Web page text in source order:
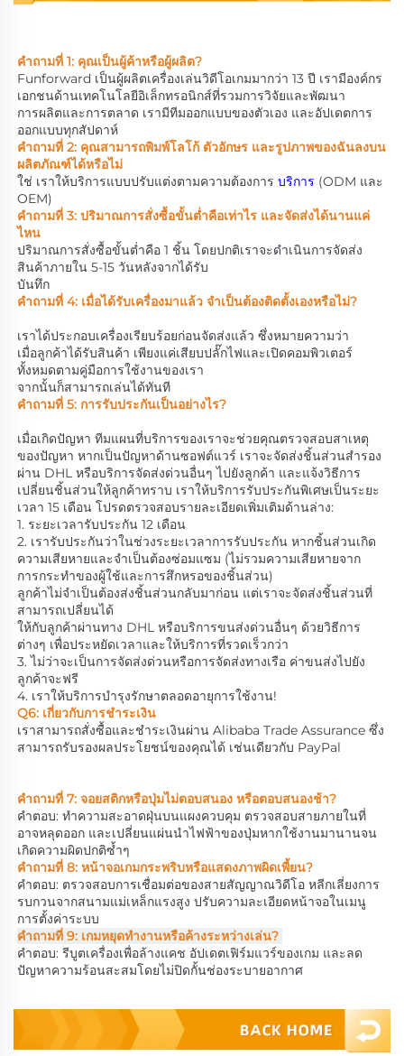
คำถามที่ 1: คุณเป็นผู้ค้าหรือผู้ผลิต?
Funforward เป็นผู้ผลิตเครื่องเล่นวิดีโอเกมมากว่า 13 ปี เรามีองค์กร
เอกชนด้านเทคโนโลยีอิเล็กทรอนิกส์ที่รวมการวิจัยและพัฒนา
การผลิตและการตลาด เรามีทีมออกแบบของตัวเอง และอัปเดตการ
ออกแบบทุกสัปดาห์
คำถามที่ 2: คุณสามารถพิมพ์โลโก้ ตัวอักษร และรูปภาพของฉันลงบน
ผลิตภัณฑ์ได้หรือไม่
ใช่ เราให้บริการแบบปรับแต่งตามความต้องการ บริการ (ODM และ
OEM)
คำถามที่ 3: ปริมาณการสั่งซื้อขั้นต่ำคือเท่าไร และจัดส่งได้นานแค่
ไหน
ปริมาณการสั่งซื้อขั้นต่ำคือ 1 ชิ้น โดยปกติเราจะดำเนินการจัดส่ง
สินค้าภายใน 5-15 วันหลังจากได้รับ
บันทึก
คำถามที่ 4: เมื่อได้รับเครื่องมาแล้ว จำเป็นต้องติดตั้งเองหรือไม่?
เราได้ประกอบเครื่องเรียบร้อยก่อนจัดส่งแล้ว ซึ่งหมายความว่า
เมื่อลูกค้าได้รับสินค้า เพียงแค่เสียบปลั๊กไฟและเปิดคอมพิวเตอร์
ทั้งหมดตามคู่มือการใช้งานของเรา
จากนั้นก็สามารถเล่นได้ทันที
คำถามที่ 5: การรับประกันเป็นอย่างไร?
เมื่อเกิดปัญหา ทีมแผนที่บริการของเราจะช่วยคุณตรวจสอบสาเหตุ
ของปัญหา หากเป็นปัญหาด้านซอฟต์แวร์ เราจะจัดส่งชิ้นส่วนสำรอง
ผ่าน DHL หรือบริการจัดส่งด่วนอื่นๆ ไปยังลูกค้า และแจ้งวิธีการ
เปลี่ยนชิ้นส่วนให้ลูกค้าทราบ เราให้บริการรับประกันพิเศษเป็นระยะ
เวลา 15 เดือน โปรดตรวจสอบรายละเอียดเพิ่มเติมด้านล่าง:
1. ระยะเวลารับประกัน 12 เดือน
2. เรารับประกันว่าในช่วงระยะเวลาการรับประกัน หากชิ้นส่วนเกิด
ความเสียหายและจำเป็นต้องซ่อมแซม (ไม่รวมความเสียหายจาก
การกระทำของผู้ใช้และการสึกหรอของชิ้นส่วน)
ลูกค้าไม่จำเป็นต้องส่งชิ้นส่วนกลับมาก่อน แต่เราจะจัดส่งชิ้นส่วนที่
สามารถเปลี่ยนได้
ให้กับลูกค้าผ่านทาง DHL หรือบริการขนส่งด่วนอื่นๆ ด้วยวิธีการ
ต่างๆ เพื่อประหยัดเวลาและให้บริการที่รวดเร็วกว่า
3. ไม่ว่าจะเป็นการจัดส่งด่วนหรือการจัดส่งทางเรือ ค่าขนส่งไปยัง
ลูกค้าจะฟรี
4. เราให้บริการบำรุงรักษาตลอดอายุการใช้งาน!
Q6: เกี่ยวกับการชำระเงิน
เราสามารถสั่งซื้อและชำระเงินผ่าน Alibaba Trade Assurance ซึ่ง
สามารถรับรองผลประโยชน์ของคุณได้ เช่นเดียวกับ PayPal
คำถามที่ 7: จอยสติกหรือปุ่มไม่ตอบสนอง หรือตอบสนองช้า?
คำตอบ: ทำความสะอาดฝุ่นบนแผงควบคุม ตรวจสอบสายภายในที่
อาจหลุดออก และเปลี่ยนแผ่นนำไฟฟ้าของปุ่มหากใช้งานมานานจน
เกิดความผิดปกติซ้ำๆ
คำถามที่ 8: หน้าจอเกมกระพริบหรือแสดงภาพผิดเพี้ยน?
คำตอบ: ตรวจสอบการเชื่อมต่อของสายสัญญาณวิดีโอ หลีกเลี่ยงการ
รบกวนจากสนามแม่เหล็กแรงสูง ปรับความละเอียดหน้าจอในเมนู
การตั้งค่าระบบ
คำถามที่ 9: เกมหยุดทำงานหรือค้างระหว่างเล่น?
คำตอบ: รีบูตเครื่องเพื่อล้างแคช อัปเดตเฟิร์มแวร์ของเกม และลด
ปัญหาความร้อนสะสมโดยไม่ปิดกั้นช่องระบายอากาศ